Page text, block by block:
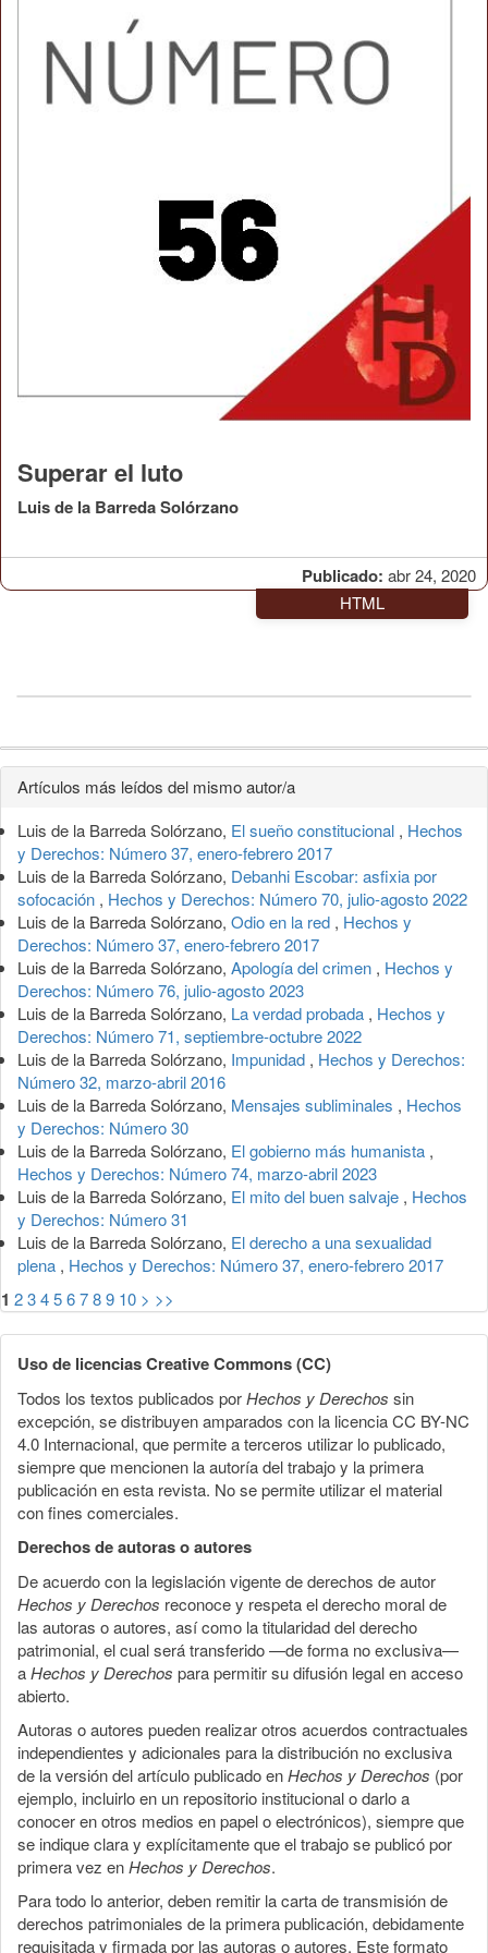
Publicado: abr 24, 2020
Superar el luto
Luis de la Barreda Solórzano
HTML
Detalles
del
artículo
Artículos más leídos del mismo autor/a
Luis de la Barreda Solórzano, El sueño constitucional , Hechos
y Derechos: Número 37, enero-febrero 2017
Luis de la Barreda Solórzano, Debanhi Escobar: asfixia por
sofocación , Hechos y Derechos: Número 70, julio-agosto 2022
Luis de la Barreda Solórzano, Odio en la red , Hechos y
Derechos: Número 37, enero-febrero 2017
Luis de la Barreda Solórzano, Apología del crimen , Hechos y
Derechos: Número 76, julio-agosto 2023
Luis de la Barreda Solórzano, La verdad probada , Hechos y
Derechos: Número 71, septiembre-octubre 2022
Luis de la Barreda Solórzano, Impunidad , Hechos y Derechos:
Número 32, marzo-abril 2016
Luis de la Barreda Solórzano, Mensajes subliminales , Hechos
y Derechos: Número 30
Luis de la Barreda Solórzano, El gobierno más humanista ,
Hechos y Derechos: Número 74, marzo-abril 2023
Luis de la Barreda Solórzano, El mito del buen salvaje , Hechos
y Derechos: Número 31
Luis de la Barreda Solórzano, El derecho a una sexualidad
plena , Hechos y Derechos: Número 37, enero-febrero 2017
1 23456789 10 > >>
Uso de licencias Creative Commons (CC)
Todos los textos publicados porHechos y Derechos sin
excepción, se distribuyen amparados con la licencia CC BY-NC
4.0 Internacional, que permite a terceros utilizar lo publicado,
siempre que mencionen la autoría del trabajo y la primera
publicación en esta revista. No se permite utilizar el material
con fines comerciales.
Derechos de autoras o autores
De acuerdo con la legislación vigente de derechos de autor
Hechos y Derechos reconoce y respeta el derecho moral de
las autoras o autores, así como la titularidad del derecho
patrimonial, el cual será transferido —de forma no exclusiva—
aHechos y Derechos para permitir su difusión legal en acceso
abierto.
Autoras o autores pueden realizar otros acuerdos contractuales
independientes y adicionales para la distribución no exclusiva
de la versión del artículo publicado enHechos y Derechos (por
ejemplo, incluirlo en un repositorio institucional o darlo a
conocer en otros medios en papel o electrónicos), siempre que
se indique clara y explícitamente que el trabajo se publicó por
primera vez enHechos y Derechos.
Para todo lo anterior, deben remitir la carta de transmisión de
derechos patrimoniales de la primera publicación, debidamente
requisitada y firmada por las autoras o autores. Este formato